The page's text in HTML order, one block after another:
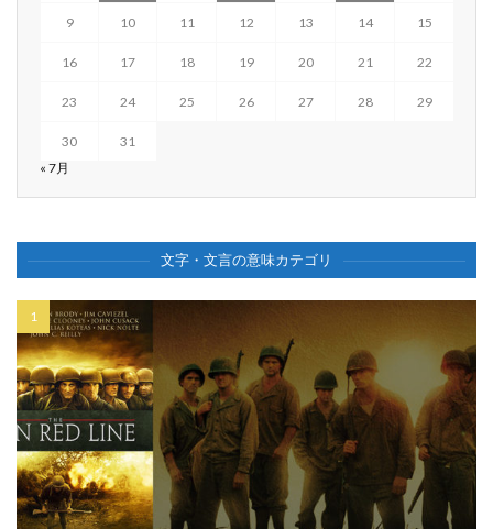
9 10 11 12 13 14 15
16 17 18 19 20 21 22
23 24 25 26 27 28 29
30
31
« 7月
文字・文言の意味カテゴリ